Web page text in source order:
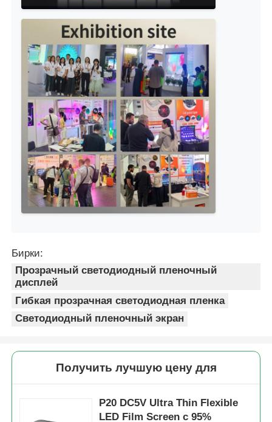
Бирки:
Прозрачный светодиодный пленочный
дисплей
Гибкая прозрачная светодиодная пленка
Светодиодный пленочный экран
Получить лучшую цену для
P20 DC5V Ultra Thin Flexible
LED Film Screen с 95%